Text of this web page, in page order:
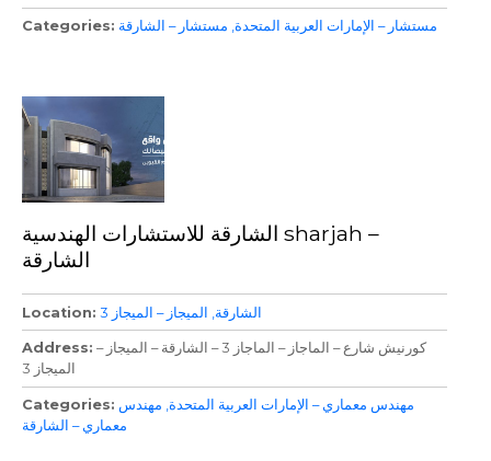
Categories مستشار – الإمارات العربية المتحدة مستشار – الشارقة
الشارقة للاستشارات الهندسية sharjah –
الشارقة
Location الشارقة الميجاز – الميجاز 3
Address كورنيش شارع – الماجاز – الماجاز 3 – الشارقة – الميجاز –
الميجاز 3
Categories مهندس معماري – الإمارات العربية المتحدة مهندس
معماري – الشارقة